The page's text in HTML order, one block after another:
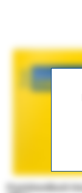
Praxishandbuch